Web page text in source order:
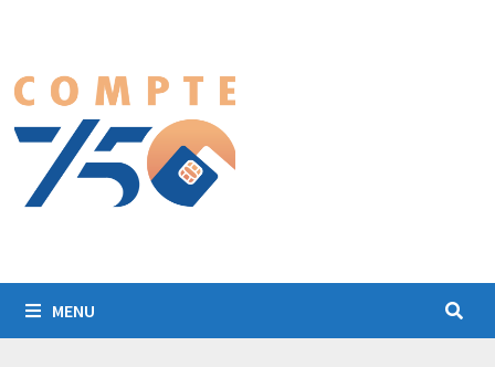
contenu
MENU